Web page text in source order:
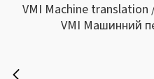
VMI Machine
VMI Машинний